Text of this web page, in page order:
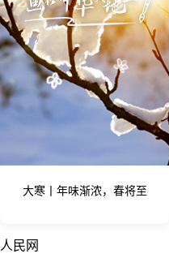
大寒丨年味渐浓，春将至
人民网